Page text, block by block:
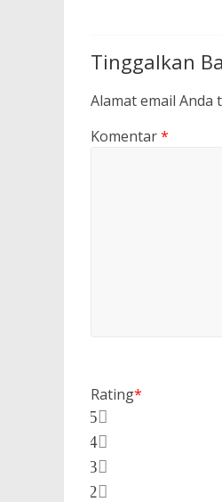
Tinggalkan
Alamat email Anda
Komentar*
Rating*
5
4
3
2